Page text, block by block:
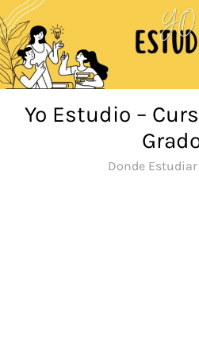
Saltar
al
contenido
Yo Estudio –
Donde